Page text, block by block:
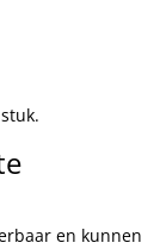
en kunnen